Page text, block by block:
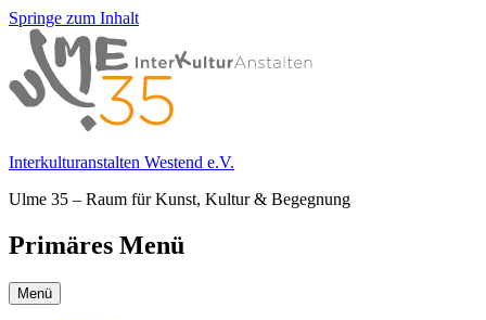
Springe zum Inhalt
Interkulturanstalten Westend e.V.
Ulme 35 – Raum für Kunst, Kultur & Begegnung
Primäres Menü
Menü